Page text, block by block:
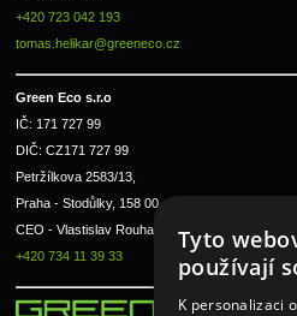
+420 723 042 193
tomas.helikar@greeneco.cz
Green Eco s.r.o
IČ: 171 727 99
DIČ: CZ171 727 99
Petržílkova 2583/13,
Praha - Stodůlky, 158 00
CEO - Vlastislav Rouha ml.
+420 734 11 39 33
Tyto
používají
K personalizaci